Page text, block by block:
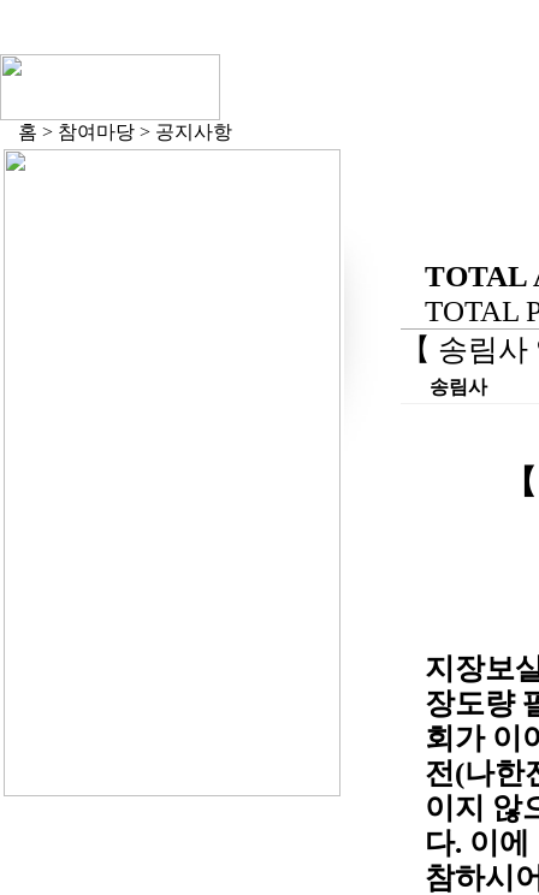
홈 > 참여마당 > 공지사항
TOTAL
TOTAL
【 송림
송림사
지장보
장도량
회가 이
전(나한
이지 않
다. 이
참하시